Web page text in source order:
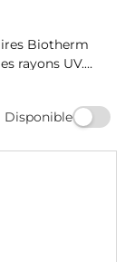
Biotherm
rayons UV.
et une
sur
Disponible